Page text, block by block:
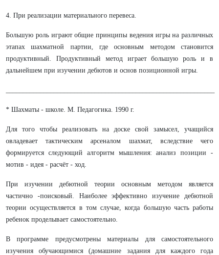
4. При реализации материального перевеса.
Большую роль играют общие принципы ведения игры на различных
этапах шахматной партии, где основным методом становится
продуктивный. Продуктивный метод играет большую роль и в
дальнейшем при изучении дебютов и основ позиционной игры.
* Шахматы - школе. М. Педагогика. 1990 г.
Для того чтобы реализовать на доске свой замысел, учащийся
овладевает тактическим арсеналом шахмат, вследствие чего
формируется следующий алгоритм мышления: анализ позиции -
мотив - идея - расчёт - ход.
При изучении дебютной теории основным методом является
частично -поисковый. Наиболее эффективно изучение дебютной
теории осуществляется в том случае, когда большую часть работы
ребенок проделывает самостоятельно.
В программе предусмотрены материалы для самостоятельного
изучения обучающимися (домашние задания для каждого года